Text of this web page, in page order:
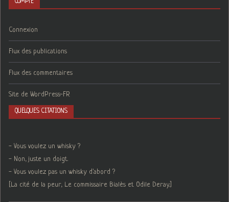
COMPTE
Connexion
Flux des publications
Flux des commentaires
Site de WordPress-FR
QUELQUES CITATIONS
- Vous voulez un whisky ?
- Non, juste un doigt.
- Vous voulez pas un whisky d'abord ?
[La cité de la peur, Le commissaire Bialès et Odile Deray.]